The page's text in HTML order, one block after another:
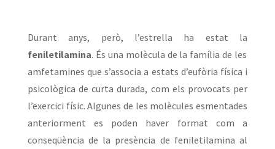
Durant anys, però, l’estrella ha estat la
feniletilamina. És una molècula de la família de les
amfetamines que s’associa a estats d’eufòria física i
psicològica de curta durada, com els provocats per
l’exercici físic. Algunes de les molècules esmentades
anteriorment es poden haver format com a
conseqüència de la presència de feniletilamina al